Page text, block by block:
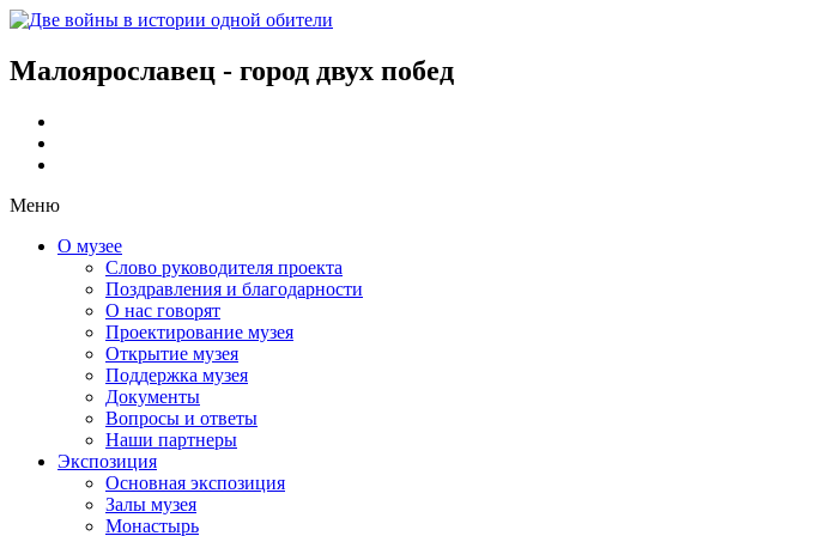
Малоярославец - город двух побед
Меню
О музее
Слово руководителя проекта
Поздравления и благодарности
О нас говорят
Проектирование музея
Открытие музея
Поддержка музея
Документы
Вопросы и ответы
Наши партнеры
Экспозиция
Основная экспозиция
Залы музея
Монастырь